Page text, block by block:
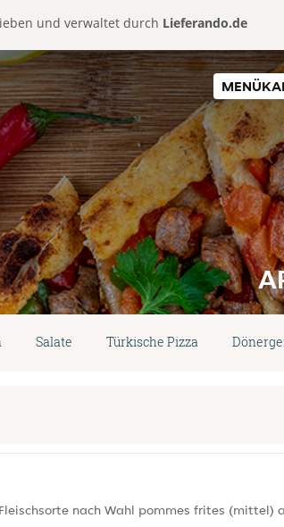
und verwaltet durch Lieferando.de
Salate Türkische Pizza
nach Wahl pommes frites (mittel)